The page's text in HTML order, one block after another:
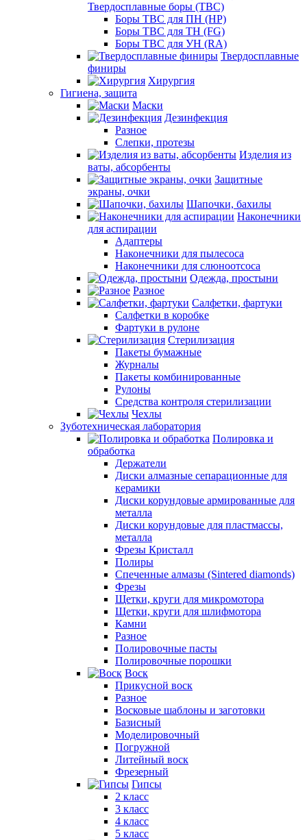
Твердосплавные боры (ТВС)
Боры ТВС для ПН (HP)
Боры ТВС для ТН (FG)
Боры ТВС для УН (RA)
Твердосплавные
финиры
Хирургия
Гигиена, защита
Маски
Дезинфекция
Разное
Слепки, протезы
Изделия из
ваты, абсорбенты
Защитные
экраны, очки
Шапочки, бахилы
Наконечники
для аспирации
Адаптеры
Наконечники для пылесоса
Наконечники для слюноотсоса
Одежда, простыни
Разное
Салфетки, фартуки
Салфетки в коробке
Фартуки в рулоне
Стерилизация
Пакеты бумажные
Журналы
Пакеты комбинированные
Рулоны
Средства контроля стерилизации
Чехлы
Зуботехническая лаборатория
Полировка и
обработка
Держатели
Диски алмазные сепарационные для
керамики
Диски корундовые армированные для
металла
Диски корундовые для пластмассы,
металла
Фрезы Кристалл
Полиры
Спеченные алмазы (Sintered diamonds)
Фрезы
Щетки, круги для микромотора
Щетки, круги для шлифмотора
Камни
Разное
Полировочные пасты
Полировочные порошки
Воск
Прикусной воск
Разное
Восковые шаблоны и заготовки
Базисный
Моделировочный
Погружной
Литейный воск
Фрезерный
Гипсы
2 класс
3 класс
4 класс
5 класс